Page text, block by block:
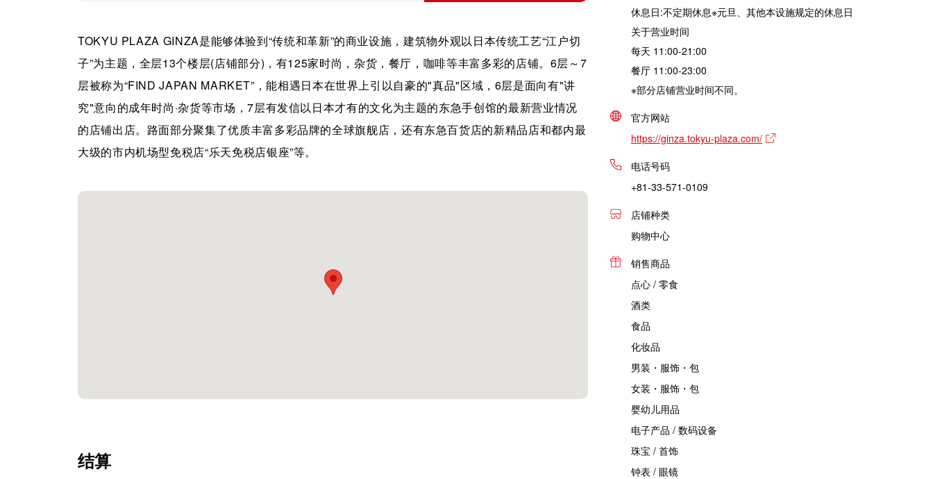
休息日:不定期休息※元旦、其他本设施规定的休息日
关于营业时间
每天 11:00-21:00
餐厅 11:00-23:00
※部分店铺营业时间不同。
官方网站
https://ginza.tokyu-plaza.com/
电话号码
+81-33-571-0109
店铺种类
购物中心
销售商品
点心 / 零食
酒类
食品
化妆品
男装・服饰・包
女装・服饰・包
婴幼儿用品
电子产品 / 数码设备
珠宝 / 首饰
钟表 / 眼镜
TOKYU PLAZA GINZA是能够体验到“传统和革新”的商业设施，建筑物外观以日本传统工艺“江户切
子”为主题，全层13个楼层(店铺部分)，有125家时尚，杂货，餐厅，咖啡等丰富多彩的店铺。6层～7
层被称为“FIND JAPAN MARKET”，能相遇日本在世界上引以自豪的"真品"区域，6层是面向有"讲
究"意向的成年时尚·杂货等市场，7层有发信以日本才有的文化为主题的东急手创馆的最新营业情况
的店铺出店。路面部分聚集了优质丰富多彩品牌的全球旗舰店，还有东急百货店的新精品店和都内最
大级的市内机场型免税店“乐天免税店银座”等。
结算